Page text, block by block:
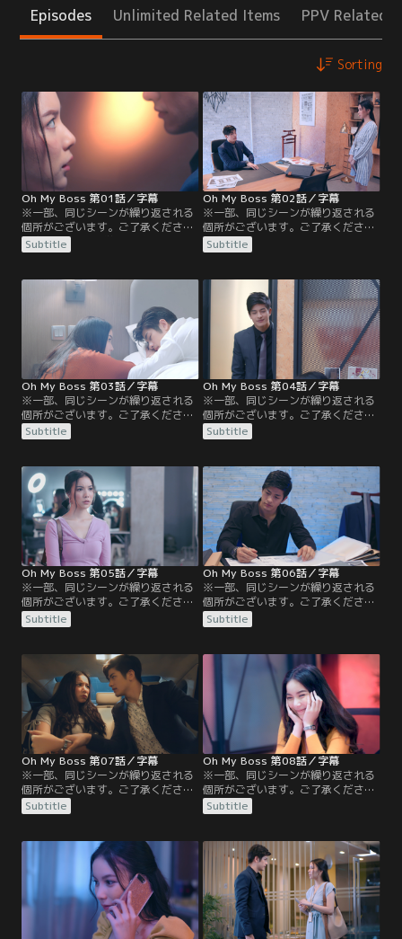
Episodes Unlimited Related Items PPV Related
Sorting
Oh My Boss 第01話／字幕
※一部、同じシーンが繰り返される
個所がございます。ご了承ください
／字幕／第1話／学生時代はバイト
と勉強で忙しく、恋愛に縁のなかっ
まったお祝いに友人たちとバーにや
ってきた彼女は、日本人男性アキツ
キコウジと出会う。遊び人のような
振舞いのコウジに最初は頑なな態度
を見せるニムだったが、たまたま遭
遇した…。
Subtitle
Oh My Boss 第02話／字幕
※一部、同じシーンが繰り返される
個所がございます。ご了承ください
／字幕／第2話／勤務初日、対面し
たボスはなんとバーで出会ったアキ
く魅力的な様子から一変、クールで
やり手な広告マンの姿を見せる。全
てを忘れてしまったような彼の態度
に、動揺を隠せないニム。先輩から
押し付けられた大量の仕事に必死に
取り組む彼女を…。
Subtitle
Oh My Boss 第03話／字幕
※一部、同じシーンが繰り返される
個所がございます。ご了承ください
／字幕／第3話／急遽出張に同行す
ることになったニムは、宿泊先の予
ることに…！彼の寝顔を見ながら思
わず居眠りし、商談に遅刻してしま
う。自分のミスで遅刻したことを取
引先に謝って、苦手な酒を飲みカラ
オケで盛り上げたニム。コウジは泥
酔した彼女を…。
Subtitle
Oh My Boss 第04話／字幕
※一部、同じシーンが繰り返される
個所がございます。ご了承ください
／字幕／第4話／出張先で急接近し
た2人はお互いを意識し始める。手
てきたニムとそれを見つめるコウ
ジ。突然やってきた顧客のマークが
会議に乱入、横暴な態度でコウジに
迫る。新商品についてニムの提案を
受け入れるも、コウジの元彼女であ
るアイドルを…。
Subtitle
Oh My Boss 第05話／字幕
※一部、同じシーンが繰り返される
個所がございます。ご了承ください
／字幕／第5話／人事部に退職願を
出したニム。同時に先輩から、営業
をしたと伝えられ、無理やり営業担
当先の撮影スタジオに連れていかれ
た。撮影現場では、顧客のマークが
モデルの表情がコンセプトにあって
いないと激怒し、一時間以内に別の
日本人モデルを連れて来いと…。
Subtitle
Oh My Boss 第06話／字幕
※一部、同じシーンが繰り返される
個所がございます。ご了承ください
／字幕／第6話／ニムは撮影がうま
くいったお礼がしたいというマーク
出かけてしまった。ニムが心配で会
社にこもって仕事を続けていたコウ
ジは、働きすぎによる疲労から熱が
出て会社を休むことに。それを知っ
たニムは、必要な書類や食べ物飲み
物を届けるため…。
Subtitle
Oh My Boss 第07話／字幕
※一部、同じシーンが繰り返される
個所がございます。ご了承ください
／字幕／第7話／会社でレナとコウ
ジがキスしているところを目撃して
なり仕事が手につかない。いてもた
ってもいられず、友達を呼び出して
お酒を飲んでいると、その店にコウ
ジとレナが現れた。楽しげに会話す
る二人の様子を見ていられないニム
Subtitle
Oh My Boss 第08話／字幕
※一部、同じシーンが繰り返される
個所がございます。ご了承ください
／字幕／第8話／ついに付き合うこ
とになったコウジとニム。喜びのあ
ウジは仕事場では二人の関係を頑な
に隠し、ニムのことをただの秘書と
して扱う。さらにニムは家族や友人
から、日本人の男を簡単に信用して
はいけないと釘を刺される。レナか
らは…。
Subtitle